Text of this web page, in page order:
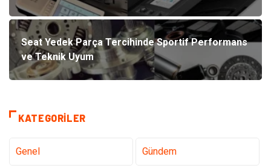
Seat Yedek Parça Tercihinde Sportif Performans
ve Teknik Uyum
KATEGORILER
Genel Gündem